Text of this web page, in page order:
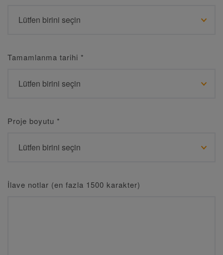
Tamamlanma tarihi *
Proje boyutu *
İlave notlar (en fazla 1500 karakter)